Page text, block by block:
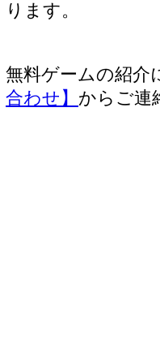
ります。
無料ゲームの紹介
合わせ】 からご連